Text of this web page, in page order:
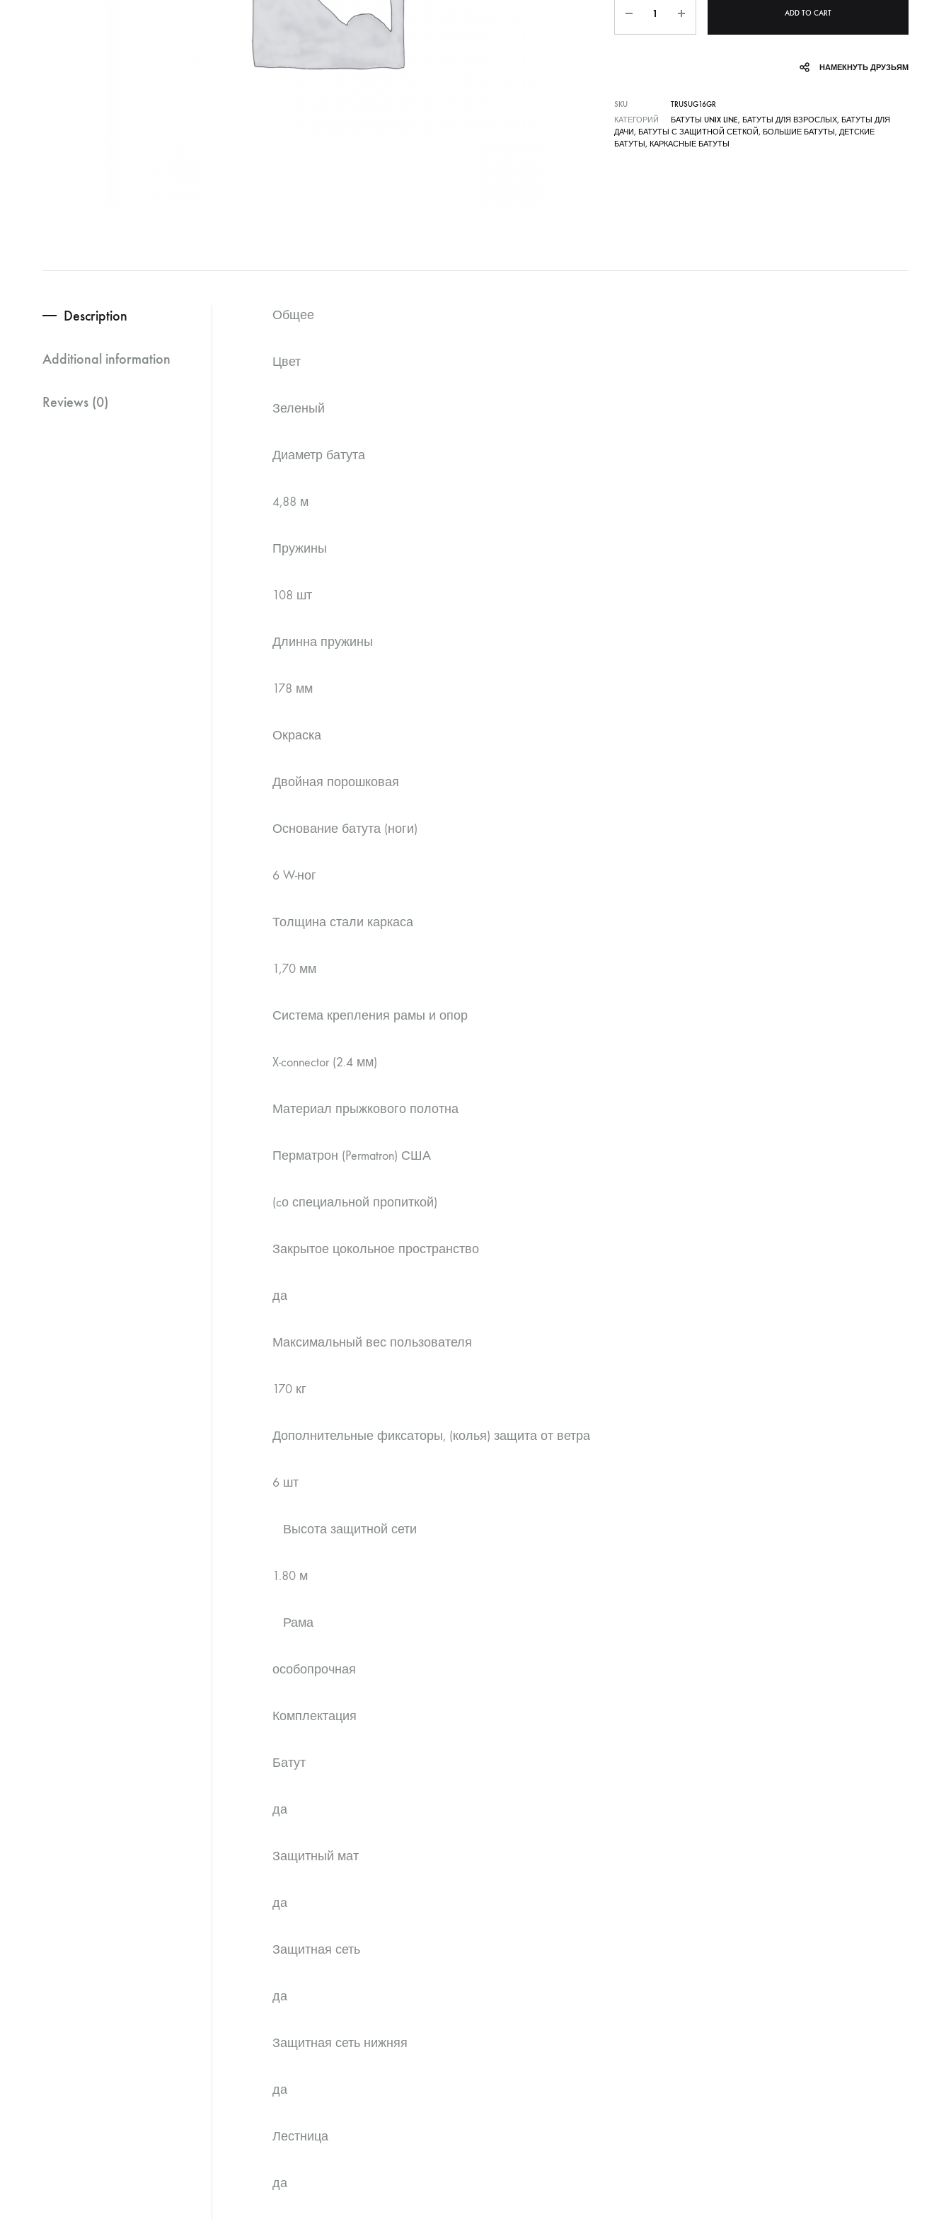
ADD TO CART
НАМЕКНУТЬ ДРУЗЬЯМ
SKU
TRUSUG16GR
КАТЕГОРИЙ
БАТУТЫ UNIX LINE, БАТУТЫ ДЛЯ ВЗРОСЛЫХ, БАТУТЫ ДЛЯ
ДАЧИ, БАТУТЫ С ЗАЩИТНОЙ СЕТКОЙ, БОЛЬШИЕ БАТУТЫ, ДЕТСКИЕ
БАТУТЫ, КАРКАСНЫЕ БАТУТЫ
Description
Additional information
Reviews (0)
Общее
Цвет
Зеленый
Диаметр батута
4,88 м
Пружины
108 шт
Длинна пружины
178 мм
Окраска
Двойная порошковая
Основание батута (ноги)
6 W-ног
Толщина стали каркаса
1,70 мм
Система крепления рамы и опор
X-connector (2.4 мм)
Материал прыжкового полотна
Перматрон (Permatron) США
(cо специальной пропиткой)
Закрытое цокольное пространство
да
Максимальный вес пользователя
170 кг
Дополнительные фиксаторы, (колья) защита от ветра
6 шт
Высота защитной сети
1.80 м
Рама
особопрочная
Комплектация
Батут
да
Защитный мат
да
Защитная сеть
да
Защитная сеть нижняя
да
Лестница
да